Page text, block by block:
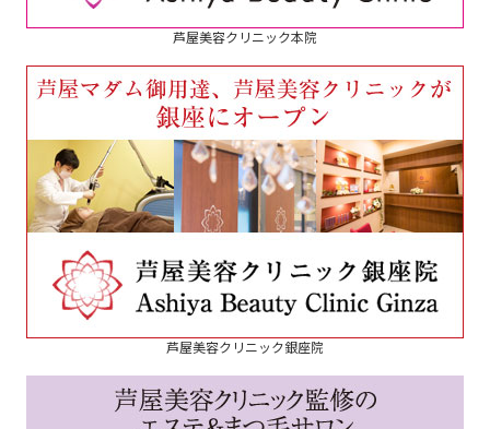
芦屋美容クリニック本院
芦屋美容クリニック銀座院